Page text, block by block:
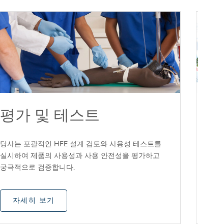
평가 및 테스트
당사는 포괄적인 HFE 설계 검토와 사용성 테스트를
실시하여 제품의 사용성과 사용 안전성을 평가하고
궁극적으로 검증합니다.
자세히 보기